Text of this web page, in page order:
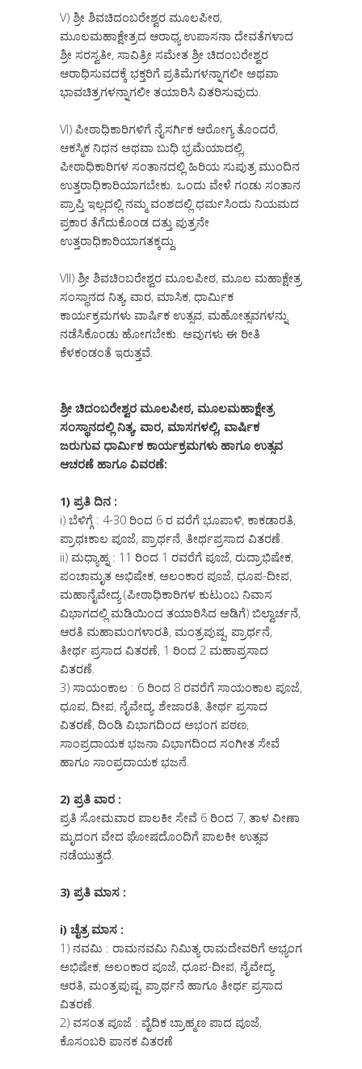
V) ಶ್ರೀ ಶಿವಚಿದಂಬರೇಶ್ವರ ಮೂಲಪೀಠ,
ಮೂಲಮಹಾಕ್ಷೇತ್ರದ ಆರಾಧ್ಯ ಉಪಾಸನಾ ದೇವತೆಗಳಾದ
ಶ್ರೀ ಸರಸ್ವತೀ, ಸಾವಿತ್ರೀ ಸಮೇತ ಶ್ರೀ ಚಿದಂಬರೇಶ್ವರ
ಆರಾಧಿಸುವದಕ್ಕೆ ಭಕ್ತರಿಗೆ ಪ್ರತಿಮೆಗಳನ್ನಾಗಲೀ ಅಥವಾ
ಭಾವಚಿತ್ರಗಳನ್ನಾಗಲೀ ತಯಾರಿಸಿ ವಿತರಿಸುವುದು.
VI) ಪೀಠಾಧಿಕಾರಿಗಳಿಗೆ ನೈಸರ್ಗಿಕ ಆರೋಗ್ಯ ತೊಂದರೆ,
ಆಕಸ್ಮಿಕ ನಿಧನ ಅಥವಾ ಬುಧಿ ಭ್ರಮೆಯಾದಲ್ಲಿ,
ಪೀಠಾಧಿಕಾರಿಗಳ ಸಂತಾನದಲ್ಲಿ ಹಿರಿಯ ಸುಪುತ್ರ ಮುಂದಿನ
ಉತ್ತರಾಧಿಕಾರಿಯಾಗಬೇಕು. ಒಂದು ವೇಳೆ ಗಂಡು ಸಂತಾನ
ಪ್ರಾಪ್ತಿ ಇಲ್ಲದಲ್ಲಿ ನಮ್ಮ ವಂಶದಲ್ಲಿ ಧರ್ಮಸಿಂದು ನಿಯಮದ
ಪ್ರಕಾರ ತೆಗೆದುಕೊಂಡ ದತ್ತು ಪುತ್ರನೇ
ಉತ್ತರಾಧಿಕಾರಿಯಾಗತಕ್ಕದ್ದು.
VII) ಶ್ರೀ ಶಿವಚಿಂಬರೇಶ್ವರ ಮೂಲಪೀಠ, ಮೂಲ ಮಹಾಕ್ಷೇತ್ರ
ಸಂಸ್ಥಾನದ ನಿತ್ಯ, ವಾರ, ಮಾಸಿಕ, ಧಾರ್ಮಿಕ
ಕಾರ್ಯಕ್ರಮಗಳು ವಾರ್ಷಿಕ ಉತ್ಸವ, ಮಹೋತ್ಸವಗಳನ್ನು
ನಡೆಸಿಕೊಂಡು ಹೋಗಬೇಕು. ಅವುಗಳು ಈ ರೀತಿ
ಕೆಳಕಂಡಂತೆ ಇರುತ್ತವೆ.
ಶ್ರೀ ಚಿದಂಬರೇಶ್ವರ ಮೂಲಪೀಠ, ಮೂಲಮಹಾಕ್ಷೇತ್ರ
ಸಂಸ್ಥಾನದಲ್ಲಿ ನಿತ್ಯ, ವಾರ, ಮಾಸಗಳಲ್ಲಿ, ವಾರ್ಷಿಕ
ಜರುಗುವ ಧಾರ್ಮಿಕ ಕಾರ್ಯಕ್ರಮಗಳು ಹಾಗೂ ಉತ್ಸವ
ಆಚರಣೆ ಹಾಗೂ ವಿವರಣೆ:
1) ಪ್ರತಿ ದಿನ :
i) ಬೆಳಿಗ್ಗೆ : 4-30 ರಿಂದ 6 ರ ವರೆಗೆ ಭೂಪಾಳಿ, ಕಾಕಡಾರತಿ,
ಪ್ರಾಥಃಕಾಲ ಪೂಜೆ, ಪ್ರಾರ್ಥನೆ, ತೀರ್ಥಪ್ರಸಾದ ವಿತರಣೆ.
ii) ಮಧ್ಯಾಹ್ನ : 11 ರಿಂದ 1 ರವರೆಗೆ ಪೂಜೆ, ರುದ್ರಾಭಿಷೇಕ,
ಪಂಚಾಮೃತ ಅಭಿಷೇಕ, ಅಲಂಕಾರ ಪೂಜೆ, ಧೂಪ-ದೀಪ,
ಮಹಾನೈವೇದ್ಯ (ಪೀಠಾಧಿಕಾರಿಗಳ ಕುಟುಂಬ ನಿವಾಸ
ವಿಭಾಗದಲ್ಲಿ ಮಡಿಯಿಂದ ತಯಾರಿಸಿದ ಅಡಿಗೆ) ಬಿಲ್ವಾರ್ಚನೆ,
ಆರತಿ ಮಹಾಮಂಗಳಾರತಿ, ಮಂತ್ರಪುಷ್ಪ, ಪ್ರಾರ್ಥನೆ,
ತೀರ್ಥ ಪ್ರಸಾದ ವಿತರಣೆ, 1 ರಿಂದ 2 ಮಹಾಪ್ರಸಾದ
ವಿತರಣೆ.
3) ಸಾಯಂಕಾಲ : 6 ರಿಂದ 8 ರವರೆಗೆ ಸಾಯಂಕಾಲ ಪೂಜೆ,
ಧೂಪ, ದೀಪ, ನೈವೇದ್ಯ, ಶೇಜಾರತಿ, ತೀರ್ಥ ಪ್ರಸಾದ
ವಿತರಣೆ, ದಿಂಡಿ ವಿಭಾಗದಿಂದ ಅಭಂಗ ಪಠಣ,
ಸಾಂಪ್ರದಾಯಕ ಭಜನಾ ವಿಭಾಗದಿಂದ ಸಂಗೀತ ಸೇವೆ
ಹಾಗೂ ಸಾಂಪ್ರದಾಯಕ ಭಜನೆ.
2) ಪ್ರತಿ ವಾರ :
ಪ್ರತಿ ಸೋಮವಾರ ಪಾಲಕೀ ಸೇವೆ 6 ರಿಂದ 7, ತಾಳ ವೀಣಾ
ಮೃದಂಗ ವೇದ ಘೋಷದೊಂದಿಗೆ ಪಾಲಕೀ ಉತ್ಸವ
ನಡೆಯುತ್ತದೆ.
3) ಪ್ರತಿ ಮಾಸ :
i) ಚೈತ್ರ ಮಾಸ :
1) ನವಮಿ : ರಾಮನವಮಿ ನಿಮಿತ್ಯ ರಾಮದೇವರಿಗೆ ಅಭ್ಯಂಗ
ಅಭಿಷೇಕ, ಅಲಂಕಾರ ಪೂಜೆ, ಧೂಪ-ದೀಪ, ನೈವೇದ್ಯ,
ಆರತಿ, ಮಂತ್ರಪುಷ್ಪ, ಪ್ರಾರ್ಥನೆ ಹಾಗೂ ತೀರ್ಥ ಪ್ರಸಾದ
ವಿತರಣೆ.
2) ವಸಂತ ಪೂಜೆ : ವೈದಿಕ ಬ್ರಾಹ್ಮಣ ಪಾದ ಪೂಜೆ,
ಕೊಸಂಬರಿ ಪಾನಕ ವಿತರಣೆ